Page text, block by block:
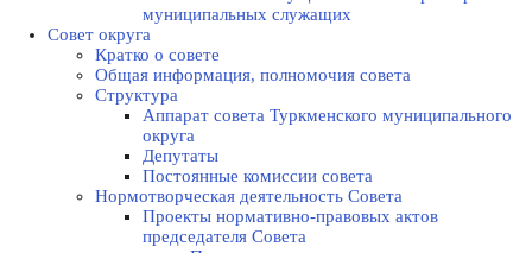
муниципальных служащих
Совет округа
Кратко о совете
Общая информация, полномочия совета
Структура
Аппарат совета Туркменского муниципального
округа
Депутаты
Постоянные комиссии совета
Нормотворческая деятельность Совета
Проекты нормативно-правовых актов
председателя Cовета